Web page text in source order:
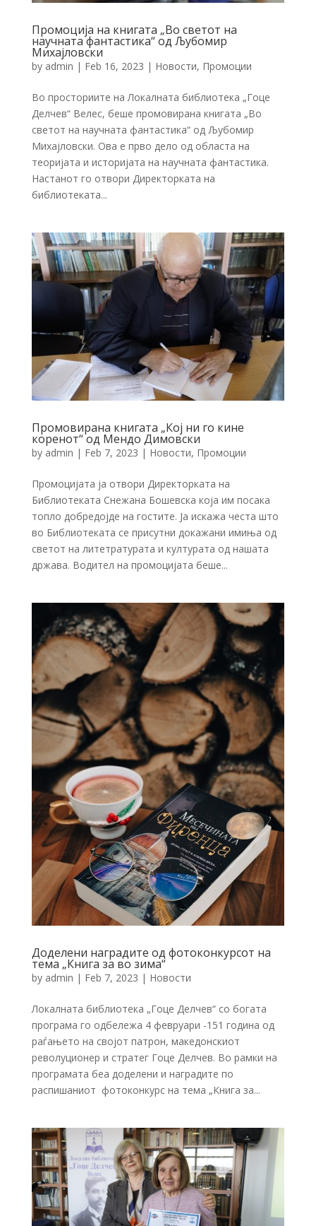
Промоција на книгата „Во светот на
научната фантастика“ од Љубомир
Михајловски
by admin | Feb 16, 2023 | Новости, Промоции
Во просториите на Локалната библиотека „Гоце
Делчев“ Велес, беше промовирана книгата „Во
светот на научната фантастика“ од Љубомир
Михајловски. Ова е прво дело од областа на
теоријата и историјата на научната фантастика.
Настанот го отвори Директорката на
библиотеката...
Промовирана книгата „Кој ни го кине
коренот“ од Мендо Димовски
by admin | Feb 7, 2023 | Новости, Промоции
Промоцијата ја отвори Директорката на
Библиотеката Снежана Бошевска која им посака
топло добредојде на гостите. Ја искажа честа што
во Библиотеката се присутни докажани имиња од
светот на литетратурата и културата од нашата
држава. Водител на промоцијата беше...
Доделени наградите од фотоконкурсот на
тема „Книга за во зима“
by admin | Feb 7, 2023 | Новости
Локалната библиотека „Гоце Делчев“ со богата
програма го одбележа 4 февруари -151 година од
раѓањето на својот патрон, македонскиот
револуционер и стратег Гоце Делчев. Во рамки на
програмата беа доделени и наградите по
распишаниот фотоконкурс на тема „Книга за...